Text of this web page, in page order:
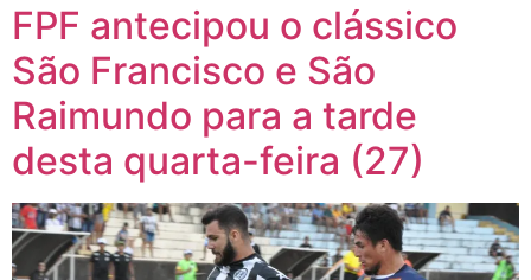
FPF antecipou o clássico
São Francisco e São
Raimundo para a tarde
desta quarta-feira (27)